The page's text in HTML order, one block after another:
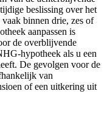
beslissing over het
binnen drie, zes of
aanpassen is
de overblijvende
hypotheek als u een
De gevolgen voor de
van
of een uitkering uit